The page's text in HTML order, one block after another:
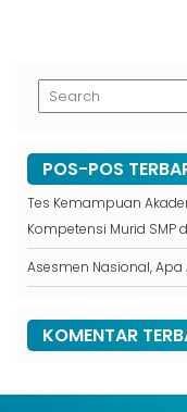
POS-POS
Tes Kemampuan
Kompetensi Murid SMP
Asesmen Nasional,
KOMENTAR